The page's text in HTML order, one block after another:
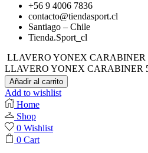
+56 9 4006 7836
contacto@tiendasport.cl
Santiago – Chile
Tienda.Sport_cl
LLAVERO YONEX CARABINER
LLAVERO YONEX CARABINER
Añadir al carrito
Add to wishlist
Home
Shop
0 Wishlist
0 Cart